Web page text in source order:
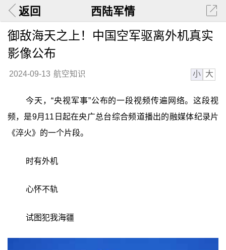
返回 西陆军情
御敌海天之上！中国空军驱离外机真实
影像公布
2024-09-13 航空知识 小 大
今天，“央视军事”公布的一段视频传遍网络。这段视
频，是9月11日起在央广总台综合频道播出的融媒体纪录片
《淬火》的一个片段。
时有外机
心怀不轨
试图犯我海疆